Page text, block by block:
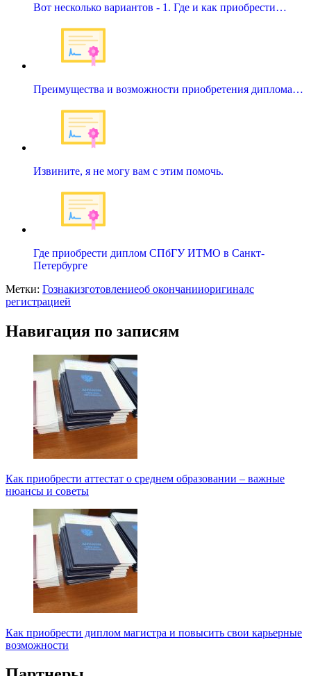
Вот несколько вариантов - 1. Где и как приобрести…
Преимущества и возможности приобретения диплома…
Извините, я не могу вам с этим помочь.
Где приобрести диплом СПбГУ ИТМО в Санкт-
Петербурге
Метки: Гознакизготовлениеоб окончанииоригиналс
регистрацией
Навигация по записям
Как приобрести аттестат о среднем образовании – важные
нюансы и советы
Как приобрести диплом магистра и повысить свои карьерные
возможности